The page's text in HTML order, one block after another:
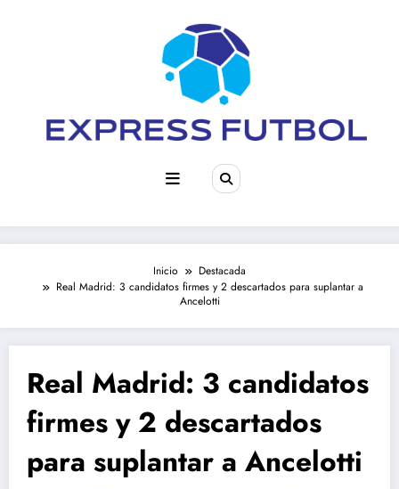
Inicio
Destacada
Real Madrid: 3 candidatos firmes y 2 descartados para suplantar a
Ancelotti
Real Madrid: 3 candidatos
firmes y 2 descartados
para suplantar a Ancelotti